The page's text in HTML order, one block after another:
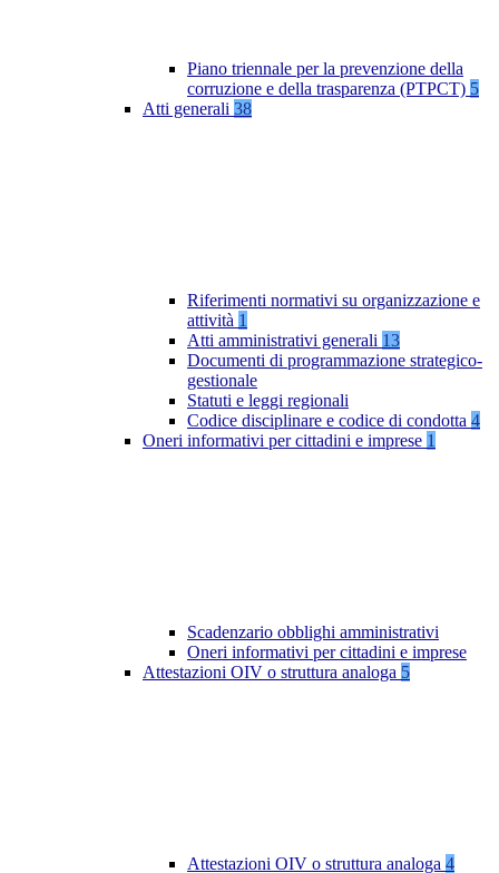
Piano triennale per la prevenzione della
corruzione e della trasparenza (PTPCT) 5
Atti generali 38
Riferimenti normativi su organizzazione e
attività 1
Atti amministrativi generali 13
Documenti di programmazione strategico-
gestionale
Statuti e leggi regionali
Codice disciplinare e codice di condotta 4
Oneri informativi per cittadini e imprese 1
Scadenzario obblighi amministrativi
Oneri informativi per cittadini e imprese
Attestazioni OIV o struttura analoga 5
Attestazioni OIV o struttura analoga 4